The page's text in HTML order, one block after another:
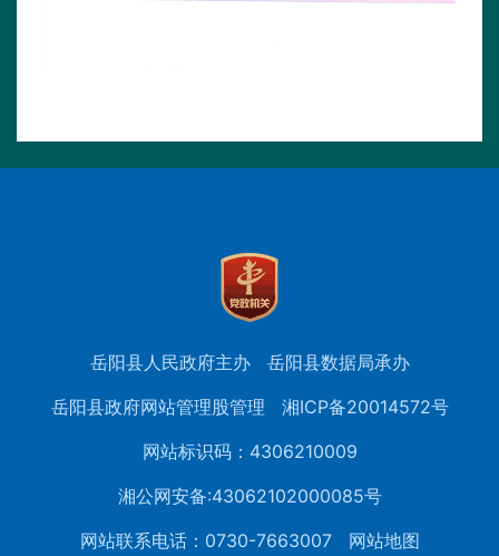
岳阳县人民政府主办
岳阳县数据局承办
岳阳县政府网站管理股管理
湘ICP备20014572号
网站标识码：4306210009
湘公网安备:43062102000085号
网站联系电话：0730-7663007
网站地图